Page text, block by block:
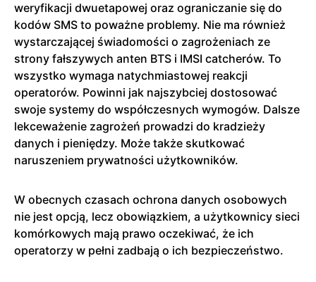
weryfikacji dwuetapowej oraz ograniczanie się do
kodów SMS to poważne problemy. Nie ma również
wystarczającej świadomości o zagrożeniach ze
strony fałszywych anten BTS i IMSI catcherów. To
wszystko wymaga natychmiastowej reakcji
operatorów. Powinni jak najszybciej dostosować
swoje systemy do współczesnych wymogów. Dalsze
lekceważenie zagrożeń prowadzi do kradzieży
danych i pieniędzy. Może także skutkować
naruszeniem prywatności użytkowników.
W obecnych czasach ochrona danych osobowych
nie jest opcją, lecz obowiązkiem, a użytkownicy sieci
komórkowych mają prawo oczekiwać, że ich
operatorzy w pełni zadbają o ich bezpieczeństwo.